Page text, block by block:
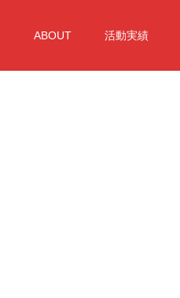
ABOUT 活動実績